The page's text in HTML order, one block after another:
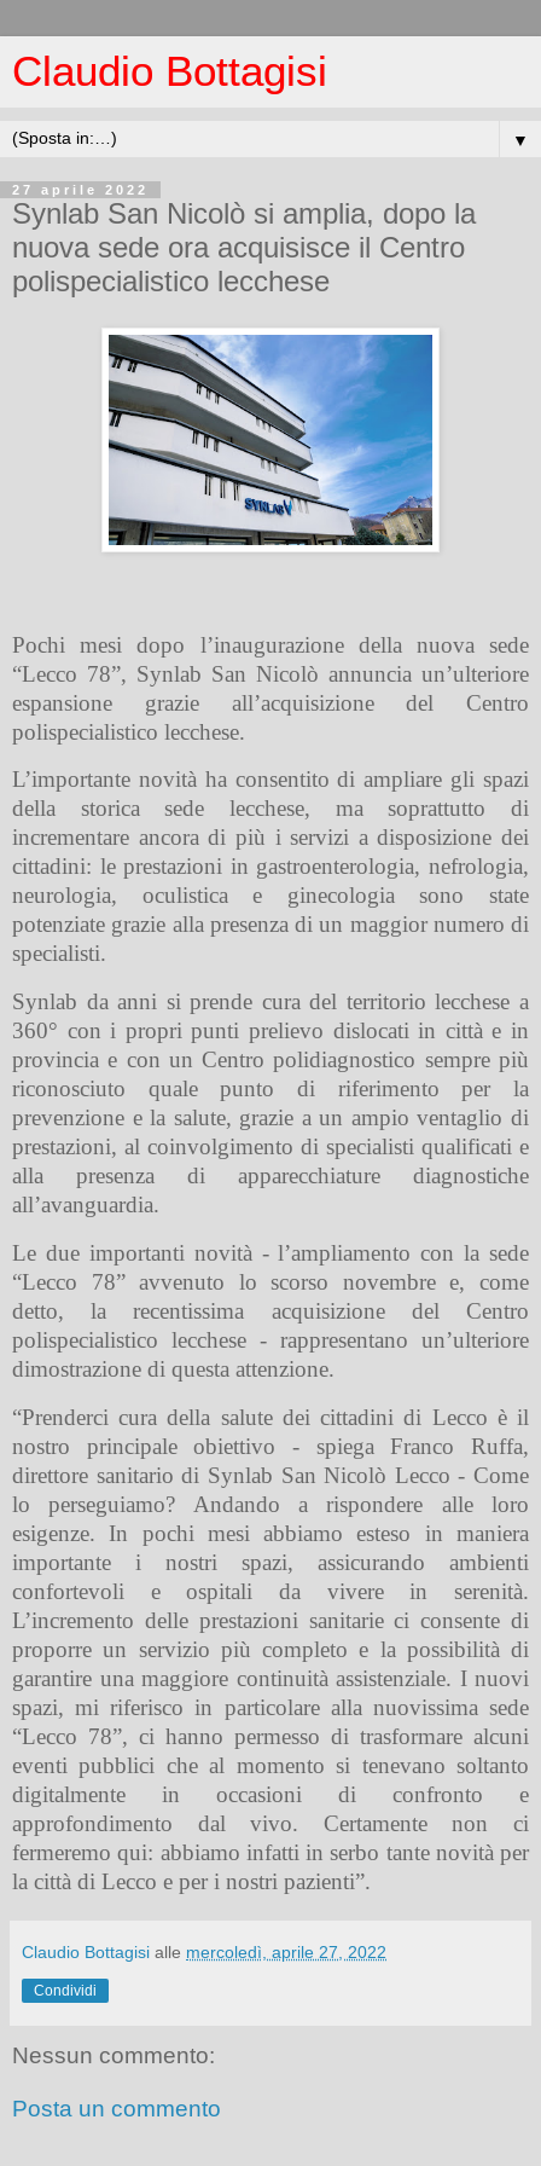
Claudio Bottagisi
▼
27 aprile 2022
Synlab San Nicolò si amplia, dopo la
nuova sede ora acquisisce il Centro
polispecialistico lecchese
Pochi mesi dopo l’inaugurazione della nuova sede
“Lecco 78”, Synlab San Nicolò annuncia un’ulteriore
espansione grazie all’acquisizione del Centro
polispecialistico lecchese.
L’importante novità ha consentito di ampliare gli spazi
della storica sede lecchese, ma soprattutto di
incrementare ancora di più i servizi a disposizione dei
cittadini: le prestazioni in gastroenterologia, nefrologia,
neurologia, oculistica e ginecologia sono state
potenziate grazie alla presenza di un maggior numero di
specialisti.
Synlab da anni si prende cura del territorio lecchese a
360° con i propri punti prelievo dislocati in città e in
provincia e con un Centro polidiagnostico sempre più
riconosciuto quale punto di riferimento per la
prevenzione e la salute, grazie a un ampio ventaglio di
prestazioni, al coinvolgimento di specialisti qualificati e
alla presenza di apparecchiature diagnostiche
all’avanguardia.
Le due importanti novità - l’ampliamento con la sede
“Lecco 78” avvenuto lo scorso novembre e, come
detto, la recentissima acquisizione del Centro
polispecialistico lecchese - rappresentano un’ulteriore
dimostrazione di questa attenzione.
“Prenderci cura della salute dei cittadini di Lecco è il
nostro principale obiettivo - spiega Franco Ruffa,
direttore sanitario di Synlab San Nicolò Lecco - Come
lo perseguiamo? Andando a rispondere alle loro
esigenze. In pochi mesi abbiamo esteso in maniera
importante i nostri spazi, assicurando ambienti
confortevoli e ospitali da vivere in serenità.
L’incremento delle prestazioni sanitarie ci consente di
proporre un servizio più completo e la possibilità di
garantire una maggiore continuità assistenziale. I nuovi
spazi, mi riferisco in particolare alla nuovissima sede
“Lecco 78”, ci hanno permesso di trasformare alcuni
eventi pubblici che al momento si tenevano soltanto
digitalmente in occasioni di confronto e
approfondimento dal vivo. Certamente non ci
fermeremo qui: abbiamo infatti in serbo tante novità per
la città di Lecco e per i nostri pazienti”.
Claudio Bottagisi alle mercoledì, aprile 27, 2022
Condividi
Nessun commento:
Posta un commento